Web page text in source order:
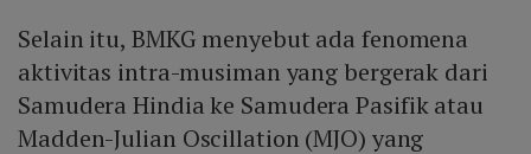
Selain itu, BMKG menyebut ada fenomena
aktivitas intra-musiman yang bergerak dari
Samudera Hindia ke Samudera Pasifik atau
Madden-Julian Oscillation (MJO) yang